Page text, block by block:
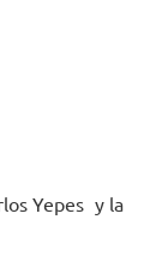
Yepes y la